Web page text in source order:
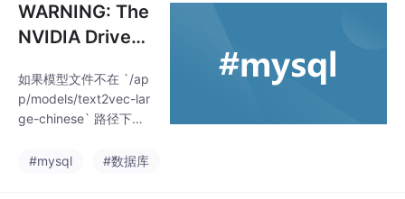
WARNING: The
NVIDIA Driver
ed. GPU functi
onality will not
se the NV
如果模型文件不在 `/ap
p/models/text2vec-lar
ge-chinese` 路径下，
环境变量，指定正确的
#mysql #数据库